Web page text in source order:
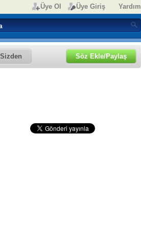
Üye Ol Üye Giriş Yardım
Sizden Söz Ekle/Paylaş